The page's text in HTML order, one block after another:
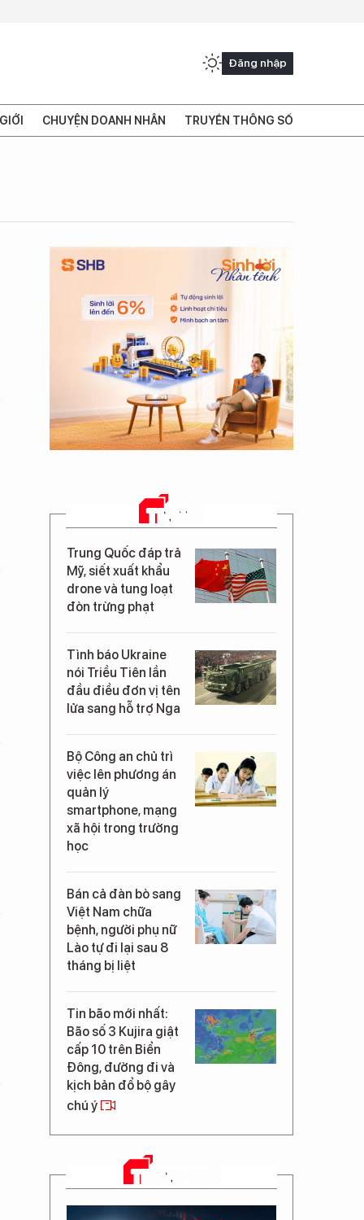
Đăng nhập
CHUYỆN DOANH NHÂN TRUYỀN THÔNG SỐ
TIN MỚI
Trung Quốc đáp trả
Mỹ, siết xuất khẩu
drone và tung loạt
đòn trừng phạt
Tình báo Ukraine
nói Triều Tiên lần
đầu điều đơn vị tên
lửa sang hỗ trợ Nga
Bộ Công an chủ trì
việc lên phương án
quản lý
smartphone, mạng
xã hội trong trường
học
Bán cả đàn bò sang
Việt Nam chữa
bệnh, người phụ nữ
Lào tự đi lại sau 8
tháng bị liệt
Tin bão mới nhất:
Bão số 3 Kujira giật
cấp 10 trên Biển
Đông, đường đi và
kịch bản đổ bộ gây
chú ý
TRANG CHỦ